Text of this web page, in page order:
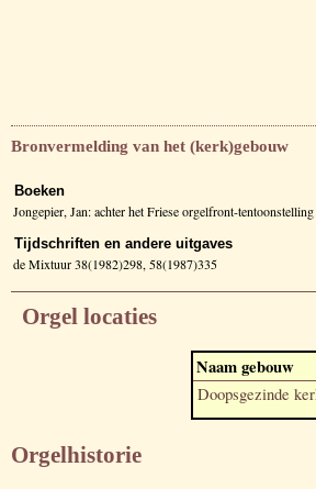
Bronvermelding van het (kerk)gebouw
Boeken
Jongepier, Jan: achter het Friese orgelfront-
Tijdschriften en andere uitgaves
de Mixtuur 38(1982)298, 58(1987)335
Orgel locaties
Naam gebouw
Doopsgezinde
Orgelhistorie